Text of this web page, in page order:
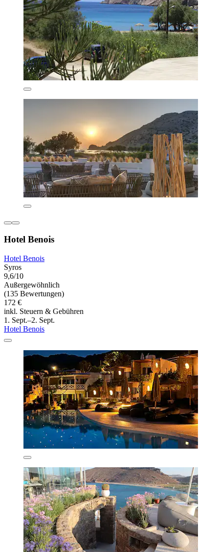
Hotel Benois
Hotel Benois
Syros
9,6/10
Außergewöhnlich
(135 Bewertungen)
172 €
inkl. Steuern & Gebühren
1. Sept.–2. Sept.
Hotel Benois